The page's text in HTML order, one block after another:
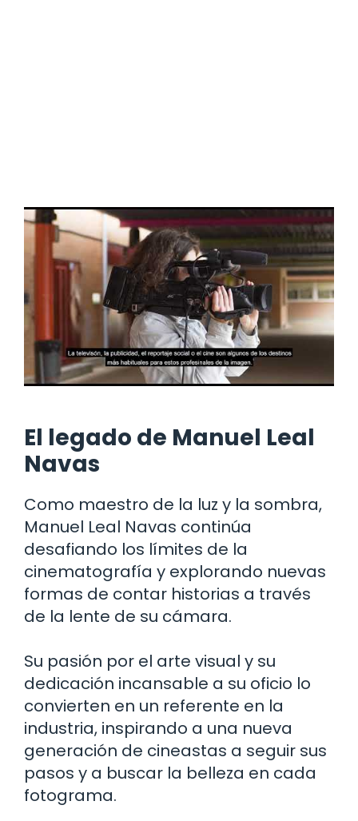
El legado de Manuel Leal
Navas
Como maestro de la luz y la sombra,
Manuel Leal Navas continúa
desafiando los límites de la
cinematografía y explorando nuevas
formas de contar historias a través
de la lente de su cámara.
Su pasión por el arte visual y su
dedicación incansable a su oficio lo
convierten en un referente en la
industria, inspirando a una nueva
generación de cineastas a seguir sus
pasos y a buscar la belleza en cada
fotograma.